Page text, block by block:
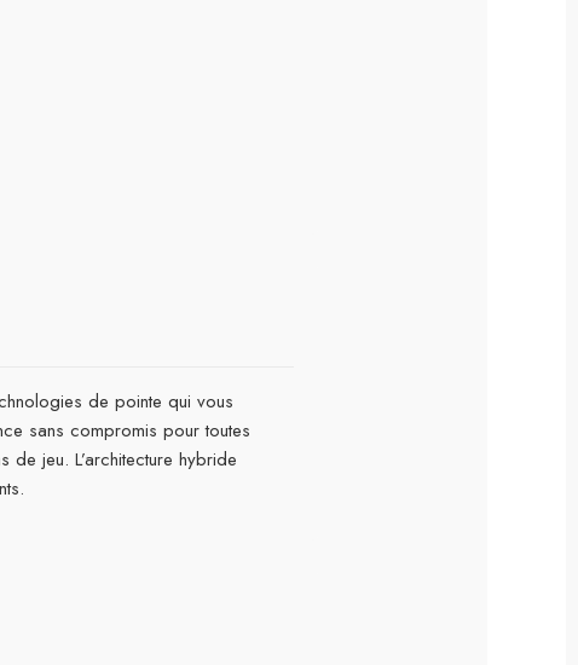
de pointe qui vous
sans compromis pour toutes
jeu. L’architecture hybride